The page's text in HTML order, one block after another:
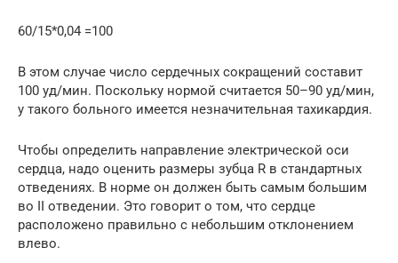
60/15*0,04 =100
В этом случае число сердечных сокращений составит
100 уд/мин. Поскольку нормой считается 50–90 уд/мин,
у такого больного имеется незначительная тахикардия.
Чтобы определить направление электрической оси
сердца, надо оценить размеры зубца R в стандартных
отведениях. В норме он должен быть самым большим
во II отведении. Это говорит о том, что сердце
расположено правильно с небольшим отклонением
влево.